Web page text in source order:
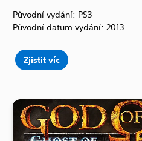
Původní vydání: PS3
Původní datum vydání: 2013
Zjistit víc